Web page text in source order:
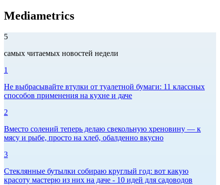
Mediametrics
5
самых читаемых новостей недели
1
Не выбрасывайте втулки от туалетной бумаги: 11 классных
способов применения на кухне и даче
2
Вместо солений теперь делаю свекольную хреновину — к
мясу и рыбе, просто на хлеб, обалденно вкусно
3
Стеклянные бутылки собираю круглый год: вот какую
красоту мастерю из них на даче - 10 идей для садоводов